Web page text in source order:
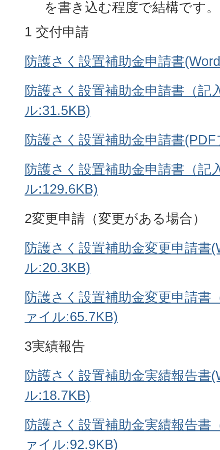
を書き込む程度で結構です
1 交付申請
防護さく設置補助金申請書
防護さく設置補助金申請書（記
ル:31.5KB)
防護さく設置補助金申請書
防護さく設置補助金申請書（記
ル:129.6KB)
2変更申請（変更がある場合）
防護さく設置補助金変更申請書
ル:20.3KB)
防護さく設置補助金変更申請書
ァイル:65.7KB)
3実績報告
防護さく設置補助金実績報告書
ル:18.7KB)
防護さく設置補助金実績報告書
ァイル:92.9KB)